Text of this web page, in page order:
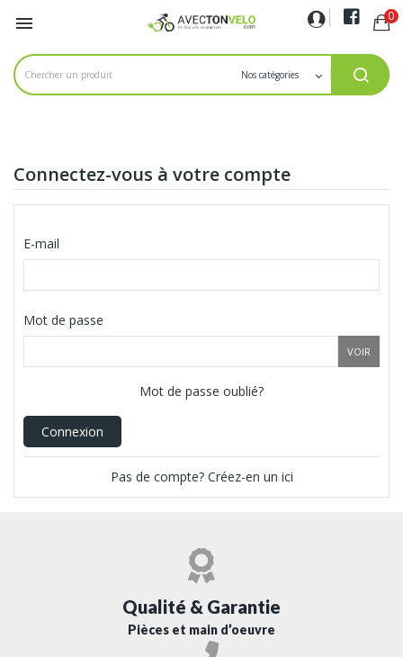
 0
Connectez-vous à votre compte
E-mail
Mot de passe
VOIR
Mot de passe oublié?
Connexion
Pas de compte? Créez-en un ici
Qualité & Garantie
Pièces et main d’oeuvre